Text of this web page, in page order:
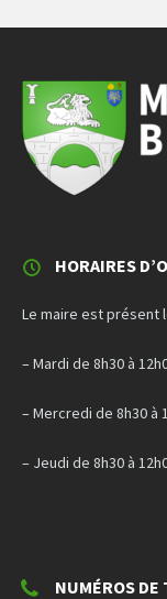
HORAIRES
Le maire est présent
– Mardi de 8h30 à
– Mercredi de 8h30 à
– Jeudi de 8h30 à
NUMÉROS DE